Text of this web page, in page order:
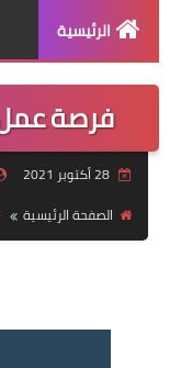
الرئيسية
فرصة
28 أكتوبر 2021
الصفحة الرئيسية